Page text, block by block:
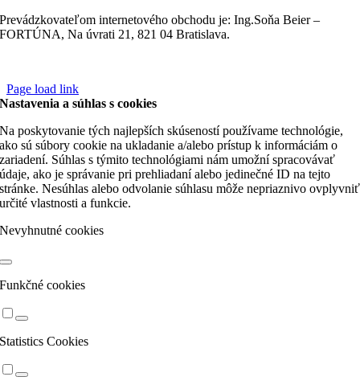
Prevádzkovateľom internetového obchodu je: Ing.Soňa Beier –
FORTÚNA, Na úvrati 21, 821 04 Bratislava.
Page load link
Nastavenia a súhlas s cookies
Na poskytovanie tých najlepších skúseností používame technológie,
ako sú súbory cookie na ukladanie a/alebo prístup k informáciám o
zariadení. Súhlas s týmito technológiami nám umožní spracovávať
údaje, ako je správanie pri prehliadaní alebo jedinečné ID na tejto
stránke. Nesúhlas alebo odvolanie súhlasu môže nepriaznivo ovplyvniť
určité vlastnosti a funkcie.
Nevyhnutné cookies
Funkčné cookies
Statistics Cookies